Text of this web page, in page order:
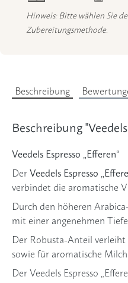
Hinweis: Bitte wählen Sie
Zubereitungsmethode.
Beschreibung
Beschreibung
Veedels Espresso „Efferen“
DerVeedels Espresso
verbindet die aromatische
Durch den höheren
mit einer angenehmen
Der Robusta-Anteil verleiht
sowie für aromatische
Der Veedels Espresso